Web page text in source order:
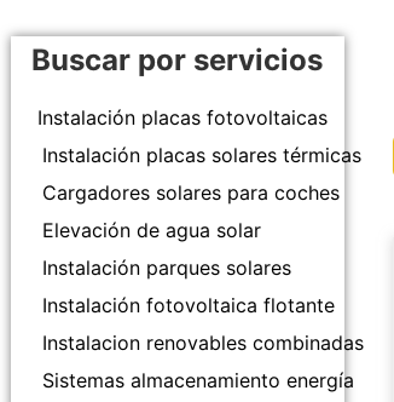
Buscar por servicios
Instalación placas fotovoltaicas
Instalación placas solares térmicas
Cargadores solares para coches
Elevación de agua solar
Instalación parques solares
Instalación fotovoltaica flotante
Instalacion renovables combinadas
Sistemas almacenamiento energía